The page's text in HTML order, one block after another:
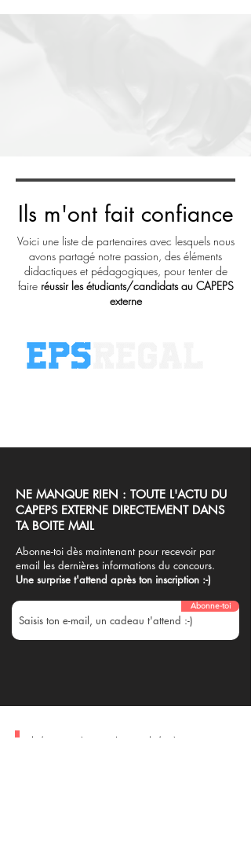
Ils m'ont fait confiance
Voici une liste de partenaires avec lesquels nous
avons partagé notre passion, des éléments
didactiques et pédagogiques, pour tenter de
faire réussir les étudiants/candidats au CAPEPS
externe
NE MANQUE RIEN : TOUTE L'ACTU DU
CAPEPS EXTERNE DIRECTEMENT DANS
TA BOITE MAIL
Abonne-toi dès maintenant pour recevoir par
email les dernières informations du concours.
Une surprise t'attend après ton inscription :-)
Abonne-toi
MES ENGAGEMENTS